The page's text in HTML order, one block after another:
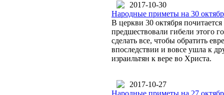
2017-10-30
Народные приметы на 30
В церкви 30 октября
предшествовали гибели этого
сделать все, чтобы обратить
впоследствии и вовсе ушла к
израильтян к вере во Христа.
2017-10-27
Народные приметы на 27